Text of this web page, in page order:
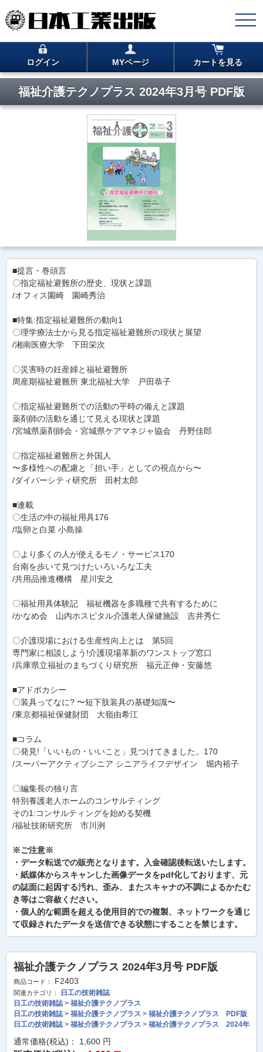
ログイン MYページ カートを見る
福祉介護テクノプラス 2024年3月号 PDF版
■提言・巻頭言
〇指定福祉避難所の歴史、現状と課題
/オフィス園崎 園崎秀治
■特集:指定福祉避難所の動向1
〇理学療法士から見る指定福祉避難所の現状と展望
/湘南医療大学 下田栄次
〇災害時の妊産婦と福祉避難所
周産期福祉避難所 東北福祉大学 戸田恭子
〇指定福祉避難所での活動の平時の備えと課題
薬剤師の活動を通じて見える現状と課題
/宮城県薬剤師会・宮城県ケアマネジャ協会 丹野佳郎
〇指定福祉避難所と外国人
〜多様性への配慮と「担い手」としての視点から〜
/ダイバーシティ研究所 田村太郎
■連載
〇生活の中の福祉用具176
/塩卵と白菜 小島操
〇より多くの人が使えるモノ・サービス170
台南を歩いて見つけたいろいろな工夫
/共用品推進機構 星川安之
〇福祉用具体験記 福祉機器を多職種で共有するために
/かなめ会 山内ホスピタル介護老人保健施設 吉井秀仁
〇介護現場における生産性向上とは 第5回
専門家に相談しよう!介護現場革新のワンストップ窓口
/兵庫県立福祉のまちづくり研究所 福元正伸・安藤悠
■アドボカシー
〇装具ってなに? 〜短下肢装具の基礎知識〜
/東京都福祉保健財団 大嶺由希江
■コラム
〇発見!「いいもの・いいこと」見つけてきました。170
/スーパーアクティブシニア シニアライフデザイン 堀内裕子
〇編集長の独り言
特別養護老人ホームのコンサルティング
その1:コンサルティングを始める契機
/福祉技術研究所 市川洌
※ご注意※
・データ転送での販売となります。入金確認後転送いたします。
・紙媒体からスキャンした画像データをpdf化しております、元
の誌面に起因する汚れ、歪み、またスキャナの不調によるかたむ
き等はご容赦ください。
・個人的な範囲を超える使用目的での複製、ネットワークを通じ
て収録されたデータを送信できる状態にすることを禁じます。
福祉介護テクノプラス 2024年3月号 PDF版
商品コード： F2403
関連カテゴリ：
日工の技術雑誌
日工の技術雑誌> 福祉介護テクノプラス
日工の技術雑誌> 福祉介護テクノプラス > 福祉介護テクノプラス PDF版
日工の技術雑誌> 福祉介護テクノプラス > 福祉介護テクノプラス 2024年
通常価格(税込)： 1,600 円